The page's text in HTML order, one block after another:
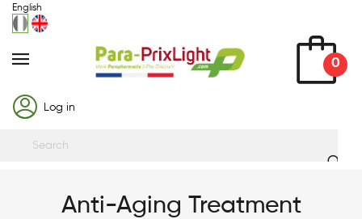
English
0
Log in
Anti-Aging Treatment